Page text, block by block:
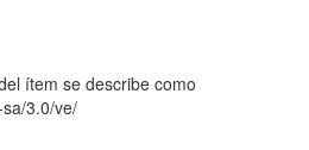
ítem se describe como
3.0/ve/